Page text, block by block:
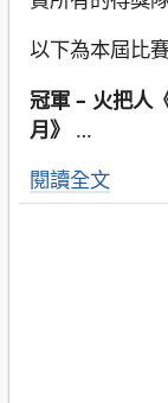
以下為本屆比
冠軍 – 火把人
月》 …
閱讀全文